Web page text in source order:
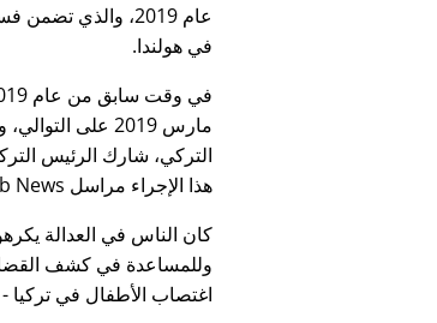
عام 2019، والذي
في هولندا.
التركي، شارك الرئيس
هذا الإجراء مراسل Arab News إلى التساؤل:
كان الناس في العدالة
وللمساعدة في كشف القضاة
اغتصاب الأطفال في تركيا -